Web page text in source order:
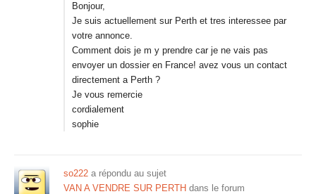
Bonjour,
Je suis actuellement sur Perth et tres interessee par
votre annonce.
Comment dois je m y prendre car je ne vais pas
envoyer un dossier en France! avez vous un contact
directement a Perth ?
Je vous remercie
cordialement
sophie
so222 a répondu au sujet
VAN A VENDRE SUR PERTH dans le forum